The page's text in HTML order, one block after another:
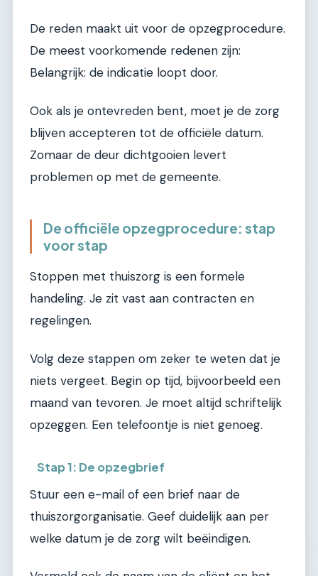
De reden maakt uit voor de opzegprocedure.
De meest voorkomende redenen zijn:
Belangrijk: de indicatie loopt door.
Ook als je ontevreden bent, moet je de zorg
blijven accepteren tot de officiële datum.
Zomaar de deur dichtgooien levert
problemen op met de gemeente.
De officiële opzegprocedure: stap
voor stap
Stoppen met thuiszorg is een formele
handeling. Je zit vast aan contracten en
regelingen.
Volg deze stappen om zeker te weten dat je
niets vergeet. Begin op tijd, bijvoorbeeld een
maand van tevoren. Je moet altijd schriftelijk
opzeggen. Een telefoontje is niet genoeg.
Stap 1: De opzegbrief
Stuur een e-mail of een brief naar de
thuiszorgorganisatie. Geef duidelijk aan per
welke datum je de zorg wilt beëindigen.